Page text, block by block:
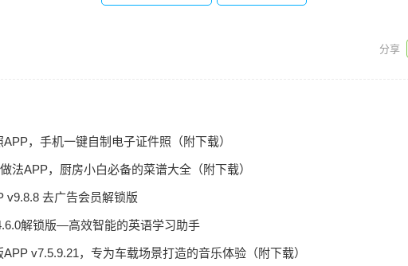
，手机一键自制电子证件照（附下载）
法APP，厨房小白必备的菜谱大全（附下载）
v9.8.8 去广告会员解锁版
解锁版—高效智能的英语学习助手
v7.5.9.21，专为车载场景打造的音乐体验（附下载）